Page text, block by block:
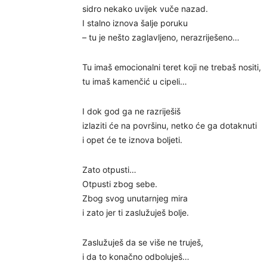
sidro nekako uvijek vuče nazad.
I stalno iznova šalje poruku
– tu je nešto zaglavljeno, nerazriješeno…
Tu imaš emocionalni teret koji ne trebaš nositi,
tu imaš kamenčić u cipeli…
I dok god ga ne razriješiš
izlaziti će na površinu, netko će ga dotaknuti
i opet će te iznova boljeti.
Zato otpusti…
Otpusti zbog sebe.
Zbog svog unutarnjeg mira
i zato jer ti zaslužuješ bolje.
Zaslužuješ da se više ne truješ,
i da to konačno odboluješ…